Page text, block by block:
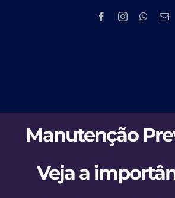
Manutenção
Veja a